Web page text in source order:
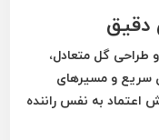
دقیق
سریع و مسیرهای
اعتماد به نفس راننده